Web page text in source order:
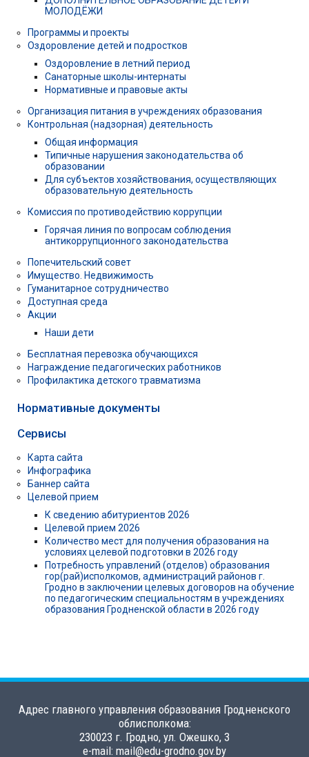
МОЛОДЁЖИ
Программы и проекты
Оздоровление детей и подростков
Оздоровление в летний период
Санаторные школы-интернаты
Нормативные и правовые акты
Организация питания в учреждениях образования
Контрольная (надзорная) деятельность
Общая информация
Типичные нарушения законодательства об
образовании
Для субъектов хозяйствования, осуществляющих
образовательную деятельность
Комиссия по противодействию коррупции
Горячая линия по вопросам соблюдения
антикоррупционного законодательства
Попечительский совет
Имущество. Недвижимость
Гуманитарное сотрудничество
Доступная среда
Акции
Наши дети
Бесплатная перевозка обучающихся
Награждение педагогических работников
Профилактика детского травматизма
Нормативные документы
Сервисы
Карта сайта
Инфографика
Баннер сайта
Целевой прием
К сведению абитуриентов 2026
Целевой прием 2026
Количество мест для получения образования на
условиях целевой подготовки в 2026 году
Потребность управлений (отделов) образования
гор(рай)исполкомов, администраций районов г.
Гродно в заключении целевых договоров на обучение
по педагогическим специальностям в учреждениях
образования Гродненской области в 2026 году
Адрес главного управления образования Гродненского
облисполкома:
230023 г. Гродно, ул. Ожешко, 3
e-mail: mail@edu-grodno.gov.by